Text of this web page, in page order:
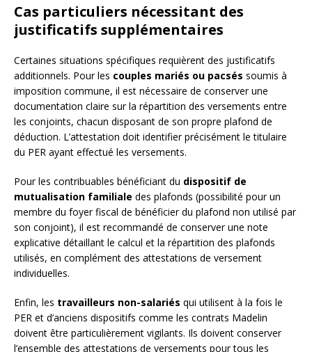
Cas particuliers nécessitant des
justificatifs supplémentaires
Certaines situations spécifiques requièrent des justificatifs
additionnels. Pour les couples mariés ou pacsés soumis à
imposition commune, il est nécessaire de conserver une
documentation claire sur la répartition des versements entre
les conjoints, chacun disposant de son propre plafond de
déduction. L’attestation doit identifier précisément le titulaire
du PER ayant effectué les versements.
Pour les contribuables bénéficiant du dispositif de
mutualisation familiale des plafonds (possibilité pour un
membre du foyer fiscal de bénéficier du plafond non utilisé par
son conjoint), il est recommandé de conserver une note
explicative détaillant le calcul et la répartition des plafonds
utilisés, en complément des attestations de versement
individuelles.
Enfin, les travailleurs non-salariés qui utilisent à la fois le
PER et d’anciens dispositifs comme les contrats Madelin
doivent être particulièrement vigilants. Ils doivent conserver
l’ensemble des attestations de versements pour tous les